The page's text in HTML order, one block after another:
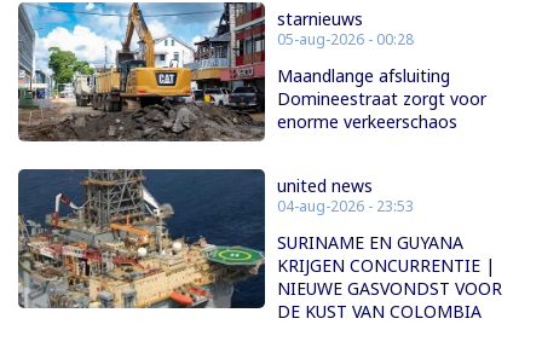
starnieuws
05-aug-2026 - 00:28
Maandlange afsluiting
Domineestraat zorgt voor
enorme verkeerschaos
united news
04-aug-2026 - 23:53
SURINAME EN GUYANA
KRIJGEN CONCURRENTIE |
NIEUWE GASVONDST VOOR
DE KUST VAN COLOMBIA